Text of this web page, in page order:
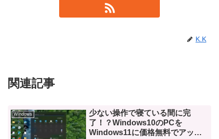
K.K
関連記事
Windows
少ない操作で寝ている間に完
了！？Windows10のPCを
Windows11に価格無料でアップ